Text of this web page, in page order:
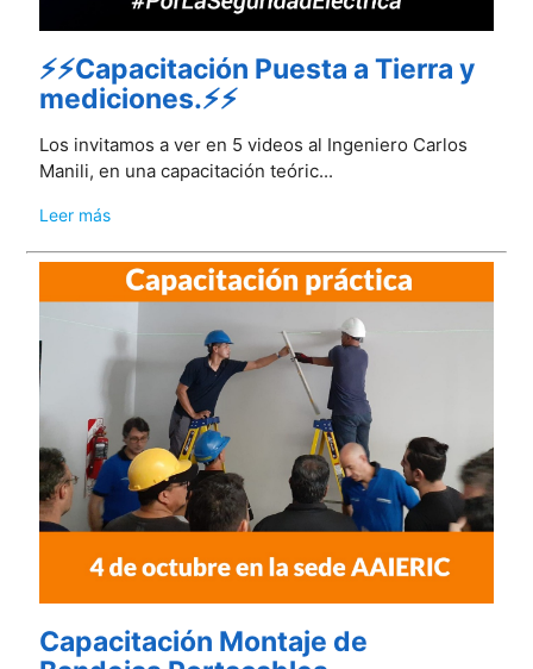
⚡⚡Capacitación Puesta a Tierra y
mediciones.⚡⚡
Los invitamos a ver en 5 videos al Ingeniero Carlos
Manili, en una capacitación teóric...
Leer más
Capacitación Montaje de